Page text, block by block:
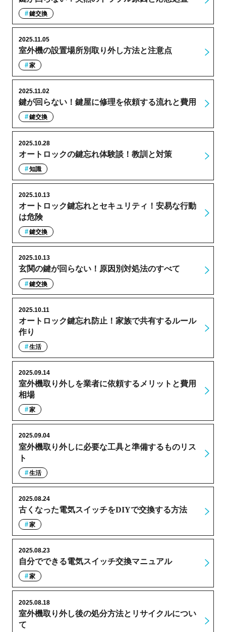
鍵交換
室外機の設置場所別取り外し方法と注意点
2025.11.05
家
鍵が回らない！鍵屋に修理を依頼する流れと費用
2025.11.02
鍵交換
オートロックの鍵忘れ体験談！教訓と対策
2025.10.28
知識
オートロック鍵忘れとセキュリティ！安易な行動
は危険
2025.10.13
鍵交換
玄関の鍵が回らない！原因別対処法のすべて
2025.10.13
鍵交換
オートロック鍵忘れ防止！家族で共有するルール
作り
2025.10.11
生活
室外機取り外しを業者に依頼するメリットと費用
相場
2025.09.14
家
室外機取り外しに必要な工具と準備するものリス
ト
2025.09.04
生活
古くなった電気スイッチをDIYで交換する方法
2025.08.24
家
自分でできる電気スイッチ交換マニュアル
2025.08.23
家
室外機取り外し後の処分方法とリサイクルについ
て
2025.08.18